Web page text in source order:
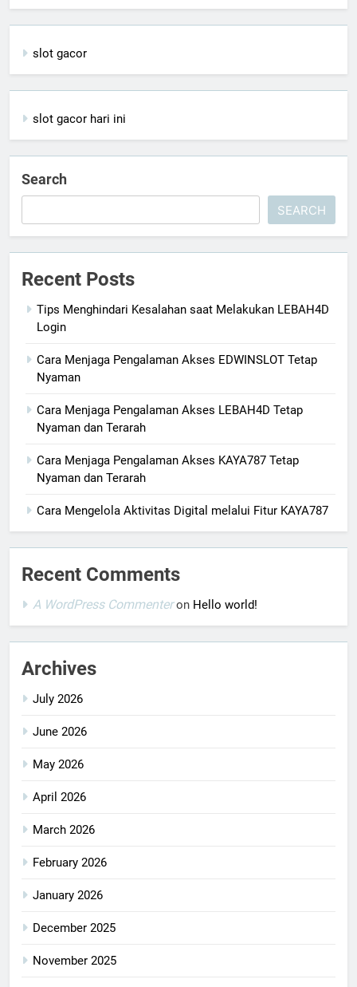
slot gacor
slot gacor hari ini
Search
SEARCH
Recent Posts
Tips Menghindari Kesalahan saat Melakukan LEBAH4D
Login
Cara Menjaga Pengalaman Akses EDWINSLOT Tetap
Nyaman
Cara Menjaga Pengalaman Akses LEBAH4D Tetap
Nyaman dan Terarah
Cara Menjaga Pengalaman Akses KAYA787 Tetap
Nyaman dan Terarah
Cara Mengelola Aktivitas Digital melalui Fitur KAYA787
Recent Comments
A WordPress Commenteron Hello world!
Archives
July 2026
June 2026
May 2026
April 2026
March 2026
February 2026
January 2026
December 2025
November 2025